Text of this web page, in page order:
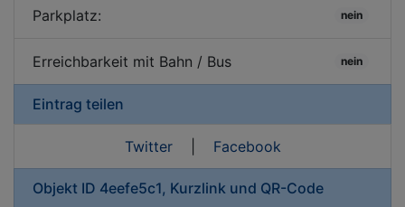
Parkplatz: nein
Erreichbarkeit mit Bahn / Bus nein
Eintrag teilen
Twitter| Facebook
Objekt ID 4eefe5c1, Kurzlink und QR-Code